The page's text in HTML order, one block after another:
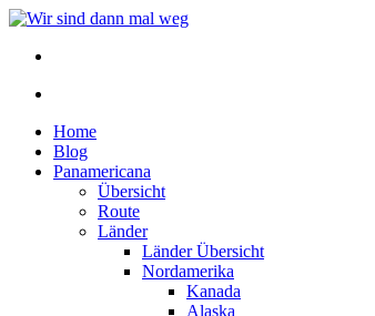
Home
Blog
Panamericana
Übersicht
Route
Länder
Länder Übersicht
Nordamerika
Kanada
Alaska